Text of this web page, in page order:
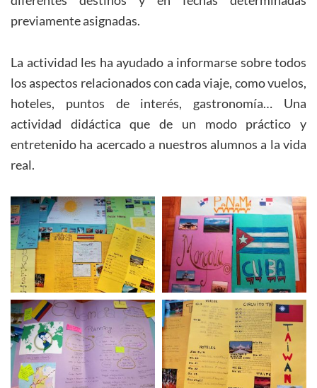
previamente asignadas.
La actividad les ha ayudado a informarse sobre todos
los aspectos relacionados con cada viaje, como vuelos,
hoteles, puntos de interés, gastronomía… Una
actividad didáctica que de un modo práctico y
entretenido ha acercado a nuestros alumnos a la vida
real.